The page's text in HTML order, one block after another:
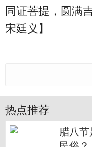
同证菩提，圆满
宋廷义】
热点推荐
腊八